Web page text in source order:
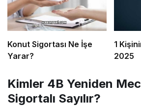
Konut Sigortası Ne İşe
Yarar?
1
2025
Kimler 4B Yeniden
Sigortalı Sayılır?